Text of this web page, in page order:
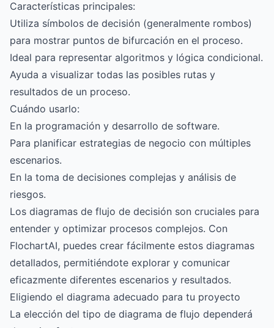
Características principales:
Utiliza símbolos de decisión (generalmente rombos)
para mostrar puntos de bifurcación en el proceso.
Ideal para representar algoritmos y lógica condicional.
Ayuda a visualizar todas las posibles rutas y
resultados de un proceso.
Cuándo usarlo:
En la programación y desarrollo de software.
Para planificar estrategias de negocio con múltiples
escenarios.
En la toma de decisiones complejas y análisis de
riesgos.
Los diagramas de flujo de decisión son cruciales para
entender y optimizar procesos complejos. Con
FlochartAI, puedes crear fácilmente estos diagramas
detallados, permitiéndote explorar y comunicar
eficazmente diferentes escenarios y resultados.
Eligiendo el diagrama adecuado para tu proyecto
La elección del tipo de diagrama de flujo dependerá